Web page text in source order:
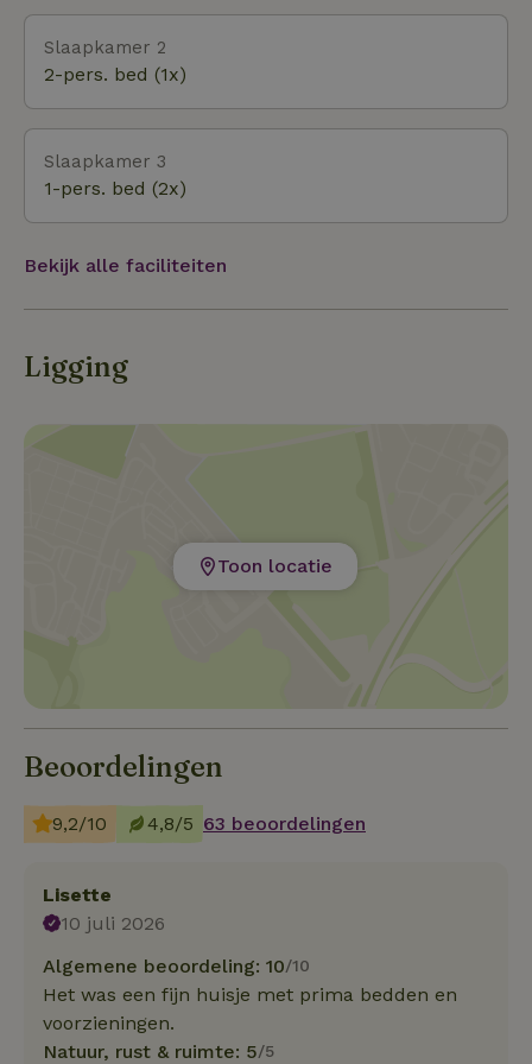
Delden bevindt zich een openlucht zwembad, leuke
restaurants en bijvoorbeeld het Zoutmuseum.
Tevens zijn er regelmatig streekmarkten. Net buiten
het nabij gelegen Bornerbroek ligt een groot
recreatiemeer om te zwemmen, te surfen en te
Slaapkamer 2
2-pers. bed (1x)
Slaapkamer 3
1-pers. bed (2x)
Bekijk alle faciliteiten
Ligging
Toon locatie
Beoordelingen
9,2/10 4,8/5 63 beoordelingen
Lisette
10 juli 2026
Algemene beoordeling: 10/10
Het was een fijn huisje met prima bedden en
voorzieningen.
Natuur, rust & ruimte: 5/5